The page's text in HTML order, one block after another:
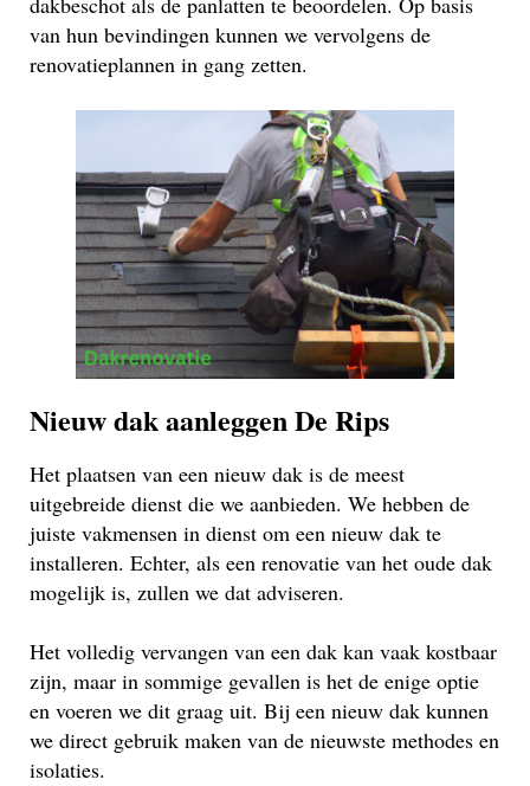
van hun bevindingen kunnen we vervolgens de
renovatieplannen in gang zetten.
Nieuw dak aanleggen De Rips
Het plaatsen van een nieuw dak is de meest
uitgebreide dienst die we aanbieden. We hebben de
juiste vakmensen in dienst om een nieuw dak te
installeren. Echter, als een renovatie van het oude dak
mogelijk is, zullen we dat adviseren.
Het volledig vervangen van een dak kan vaak kostbaar
zijn, maar in sommige gevallen is het de enige optie
en voeren we dit graag uit. Bij een nieuw dak kunnen
we direct gebruik maken van de nieuwste methodes en
isolaties.